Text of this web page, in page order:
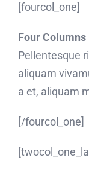
[fourcol_one]
Four Columns
Pellentesque
aliquam
a et, aliquam
[/fourcol_one]